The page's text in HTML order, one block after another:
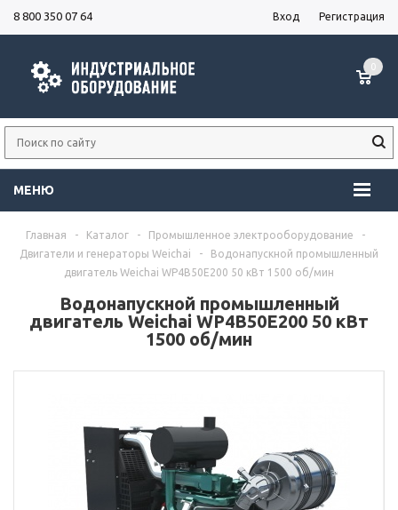
8 800 350 07 64 Вход Регистрация
МЕНЮ
0
Главная - Каталог - Промышленное электрооборудование
-
Двигатели и генераторы Weichai
-
Водонапускной промышленный
двигатель Weichai WP4B50E200 50 кВт 1500 об/мин
Водонапускной промышленный
двигатель Weichai WP4B50E200 50 кВт
1500 об/мин